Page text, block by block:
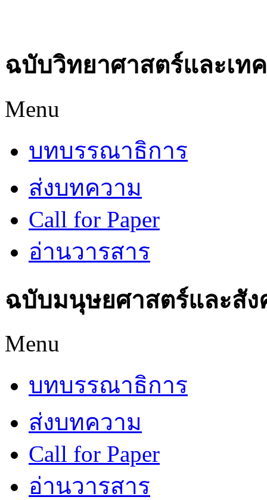
ฉบับวิทยาศาสตร์และเท
Menu
บทบรรณาธิการ
ส่งบทความ
Call for Paper
อ่านวารสาร
ฉบับมนุษยศาสตร์และสัง
Menu
บทบรรณาธิการ
ส่งบทความ
Call for Paper
อ่านวารสาร